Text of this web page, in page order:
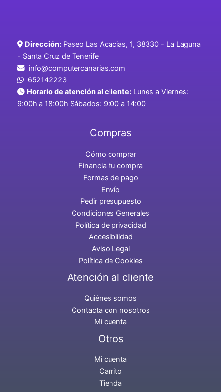
Dirección: Paseo Las Acacias, 1, 38330 - La Laguna
- Santa Cruz de Tenerife
info@computercanarias.com
652142223
Horario de atención al cliente: Lunes a Viernes:
9:00h a 18:00h Sábados: 9:00 a 14:00
Compras
Cómo comprar
Financia tu compra
Formas de pago
Envío
Pedir presupuesto
Condiciones Generales
Política de privacidad
Accesibilidad
Aviso Legal
Política de Cookies
Atención al cliente
Quiénes somos
Contacta con nosotros
Mi cuenta
Otros
Mi cuenta
Carrito
Tienda